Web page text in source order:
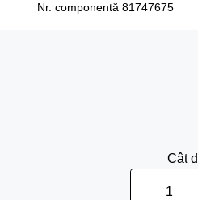
Nr. componentă 81747675
Cât
1